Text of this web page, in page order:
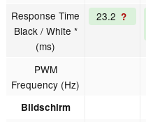
Response Time
Black / White *
(ms)
23.2 ?
PWM
Frequency (Hz)
Bildschirm